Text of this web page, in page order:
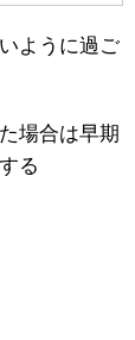
ように過ご
場合は早期
る